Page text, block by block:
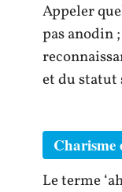
Appeler
pas anodin
et du statut
Charisme
Le terme